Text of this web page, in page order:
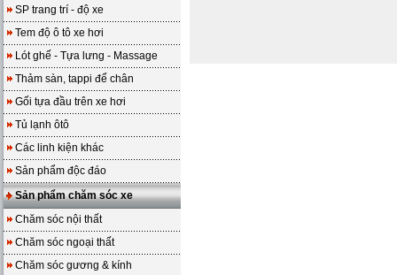
SP trang trí - độ xe
Tem độ ô tô xe hơi
Lót ghế - Tựa lưng - Massage
Thảm sàn, tappi để chân
Gối tựa đầu trên xe hơi
Tủ lạnh ôtô
Các linh kiện khác
Sản phẩm độc đáo
Sản phẩm chăm sóc xe
Chăm sóc nội thất
Chăm sóc ngoại thất
Chăm sóc gương & kính